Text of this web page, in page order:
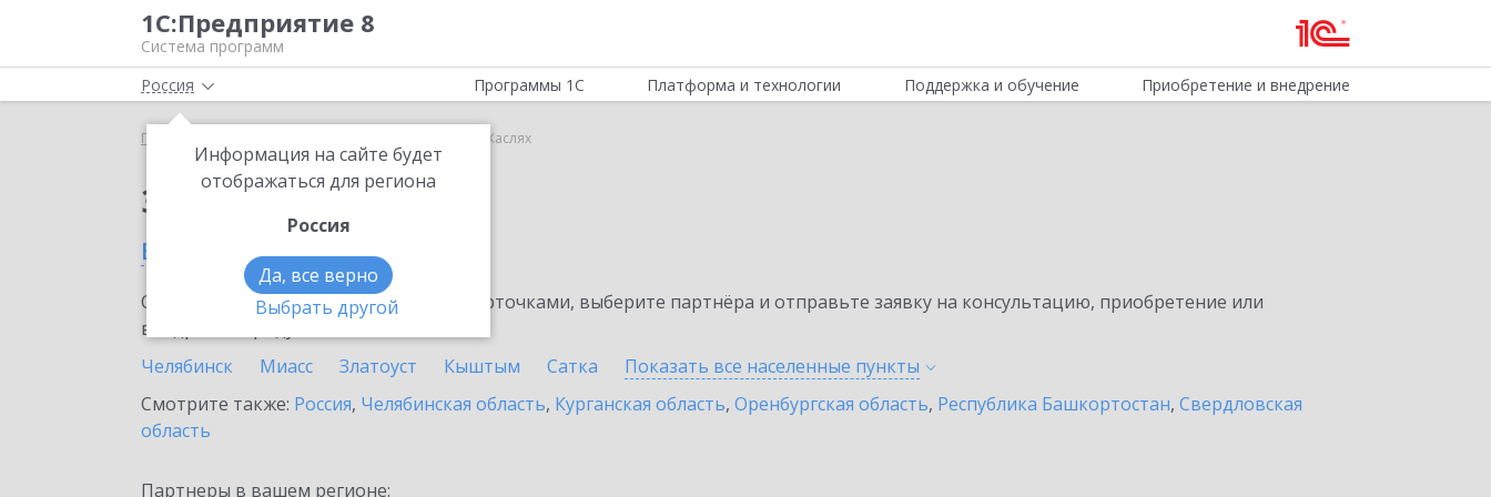
1С:Предприятие 8
Система программ
Россия
Информация на сайте будет
отображаться для региона
Россия
Да, все верно
Выбрать другой
Программы 1С Платформа и технологии Поддержка и обучение Приобретение и внедрение
Главная 1С:ЕГИСЗ в Каслях
Заказать 1С:ЕГИСЗ
в Каслях
Ознакомьтесь с информационными карточками, выберите партнёра и отправьте заявку на консультацию, приобретение или
внедрение продукта.
Челябинск
Миасс Златоуст Кыштым Сатка Показать все населенные пункты
Смотрите также: Россия, Челябинская область, Курганская область, Оренбургская область, Республика Башкортостан, Свердловская
область
Партнеры в вашем регионе: